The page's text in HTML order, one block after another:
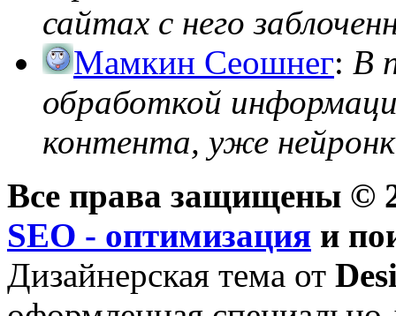
сайтах с него
Мамкин Сеошнег: В
обработкой
контента, уже
Все права защищены ©
SEO - оптимизация и
Дизайнерская тема от